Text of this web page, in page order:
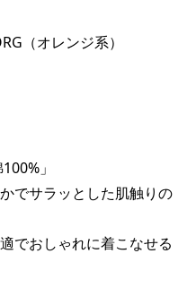
（オレンジ系）
」
でサラッとした肌触りの
でおしゃれに着こなせる